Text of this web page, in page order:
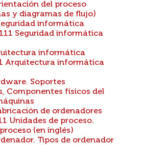
del proceso
y diagramas de flujo)
informática
Seguridad informática
informática
Arquitectura informática
Soportes
Componentes físicos del
de ordenadores
Unidades de proceso.
(en inglés)
Tipos de ordenador